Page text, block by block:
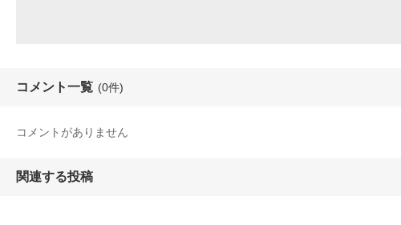
コメント一覧 (0件)
コメントがありません
関連する投稿